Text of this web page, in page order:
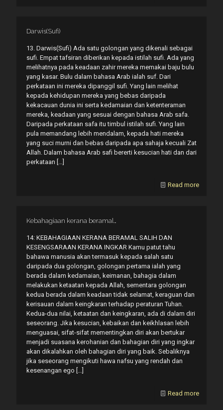
Darwis(Sufi)
13. Darwis(Sufi) Ada satu golongan yang dikenali sebagai
sufi. Empat tafsiran diberikan kepada istilah sufi. Ada yang
melihatnya pada keadaan zahir mereka memakai baju bulu
yang kasar. Bulu dalam bahasa Arab ialah suf. Dari
perkataan ini mereka dipanggil sufi. Yang lain melihat
kepada kehidupan mereka yang bebas daripada
kekacauan dunia ini serta kedamaian dan ketenteraman
mereka, keadaan yang sesuai dengan bahasa Arab safa.
Daripada perkataan safa itu timbul istilah sufi. Yang lain
pula memandang lebih mendalam, kepada hati mereka
yang suci murni dan bebas daripada apa sahaja kecuali Zat
Allah. Dalam bahasa Arab safi bererti kesucian hati dan dari
perkataan […]
Read more
Kebahagiaan kerana beramal…
14: KEBAHAGIAAN KERANA BERAMAL SALIH DAN
KESENGSARAAN KERANA INGKAR Kamu patut tahu
bahawa manusia akan termasuk kepada salah satu
daripada dua golongan, golongan pertama ialah yang
berada dalam kedamaian, keimanan, bahagia dalam
melakukan ketaatan kepada Allah, sementara golongan
kedua berada dalam keadaan tidak selamat, keraguan dan
kerisauan dalam keingkaran terhadap peraturan Tuhan.
Kedua-dua nilai, ketaatan dan keingkaran, ada di dalam diri
seseorang. Jika kesucian, kebaikan dan keikhlasan lebih
menguasai, sifat-sifat mementingkan diri akan bertukar
menjadi suasana kerohanian dan bahagian diri yang ingkar
akan dikalahkan oleh bahagian diri yang baik. Sebaliknya
jika seseorang mengikuti hawa nafsu yang rendah dan
kesenangan ego […]
Read more